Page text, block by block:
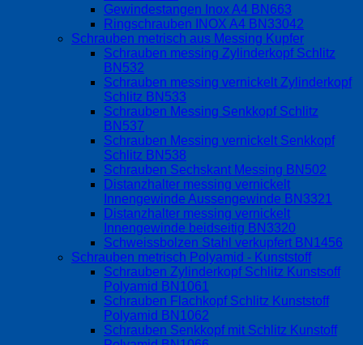
Gewindestangen Inox A4 BN663
Ringschrauben INOX A4 BN33042
Schrauben metrisch aus Messing Kupfer
Schrauben messing Zylinderkopf Schlitz
BN532
Schrauben messing vernickelt Zylinderkopf
Schlitz BN533
Schrauben Messing Senkkopf Schlitz
BN537
Schrauben Messing vernickelt Senkkopf
Schlitz BN538
Schrauben Sechskant Messing BN502
Distanzhalter messing vernickelt
Innengewinde Aussengewinde BN3321
Distanzhalter messing vernickelt
Innengewinde beidseitig BN3320
Schweissbolzen Stahl verkupfert BN1456
Schrauben metrisch Polyamid - Kunststoff
Schrauben Zylinderkopf Schlitz Kunstsoff
Polyamid BN1061
Schrauben Flachkopf Schlitz Kunststoff
Polyamid BN1062
Schrauben Senkkopf mit Schlitz Kunstoff